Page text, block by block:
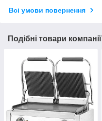
Всі умови повернення
Подібні товари компанії